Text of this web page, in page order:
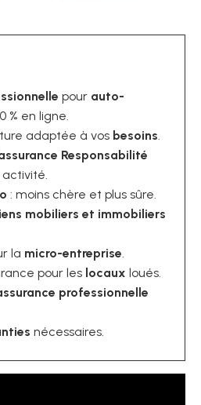
pour auto-
% en ligne.
adaptée à vos besoins.
Responsabilité
: moins chère et plus sûre.
mobiliers et immobiliers
la micro-entreprise.
pour les locaux loués.
professionnelle
nécessaires.